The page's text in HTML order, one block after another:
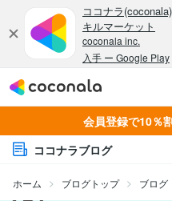
会員登録で10％
ココナラブログ
ホーム ブログトップ ブログ